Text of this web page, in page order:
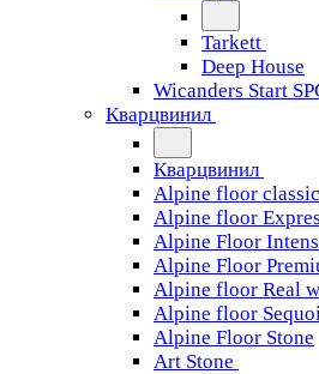
Tarkett
Deep House
Wicanders Start
Кварцвинил
Кварцвинил
Alpine floor classic
Alpine floor
Alpine Floor
Alpine Floor
Alpine floor Real
Alpine floor
Alpine Floor Stone
Art Stone